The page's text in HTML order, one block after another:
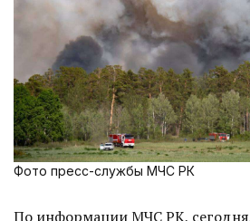
Фото пресс-службы МЧС РК
По информации МЧС РК,